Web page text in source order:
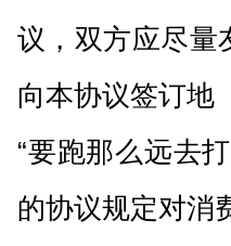
议，双方应尽量
向本协议签订地
“要跑那么远去
的协议规定对消